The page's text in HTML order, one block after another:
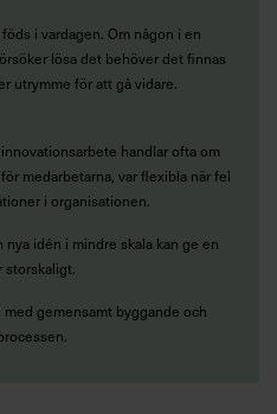
i vardagen. Om någon i en
lösa det behöver det finnas
utrymme för att gå vidare.
handlar ofta om
medarbetarna, var flexibla när fel
i organisationen.
idén i mindre skala kan ge en
storskaligt.
gemensamt byggande och